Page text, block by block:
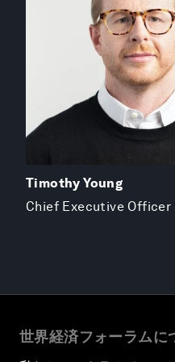
Timothy Young
Chief Executive Officer
世界経済フォーラムに